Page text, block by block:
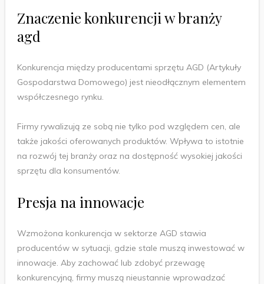
Znaczenie konkurencji w branży
agd
Konkurencja między producentami sprzętu AGD (Artykuły
Gospodarstwa Domowego) jest nieodłącznym elementem
współczesnego rynku.
Firmy rywalizują ze sobą nie tylko pod względem cen, ale
także jakości oferowanych produktów. Wpływa to istotnie
na rozwój tej branży oraz na dostępność wysokiej jakości
sprzętu dla konsumentów.
Presja na innowacje
Wzmożona konkurencja w sektorze AGD stawia
producentów w sytuacji, gdzie stale muszą inwestować w
innowacje. Aby zachować lub zdobyć przewagę
konkurencyjną, firmy muszą nieustannie wprowadzać